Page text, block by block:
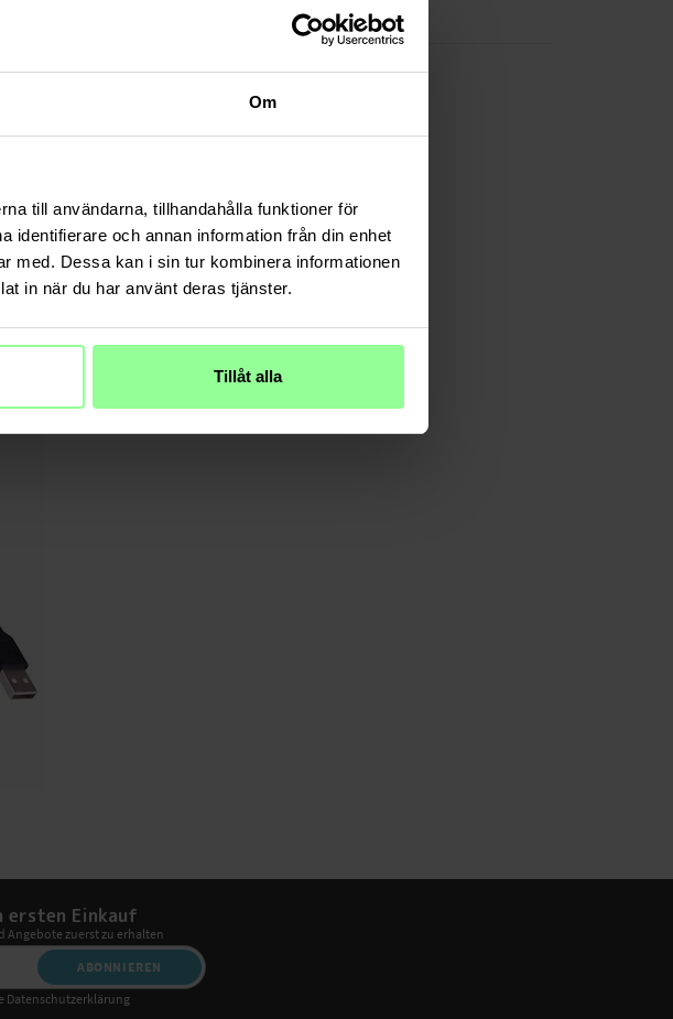
Om
till användarna, tillhandahålla funktioner för
identifierare och annan information från din enhet
med. Dessa kan i sin tur kombinera informationen
in när du har använt deras tjänster.
Tillåt alla
Mehrfarbig/muster
ersten Einkauf
Angebote zuerst zu erhalten
ABONNIEREN
Datenschutzerklärung